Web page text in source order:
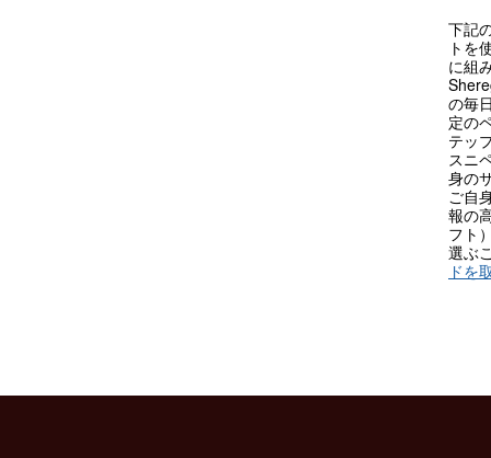
下記
トを
に組
の毎
定の
テッ
スニ
身の
ご自
報の
フト
選ぶ
ドを